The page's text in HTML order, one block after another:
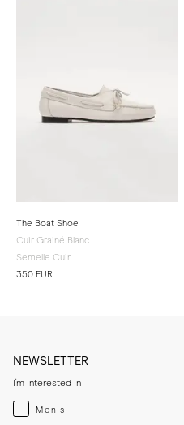
The Boat Shoe
Cuir Grainé Blanc
Semelle Cuir
350 EUR
NEWSLETTER
I'm interested in
Menswear
Men's